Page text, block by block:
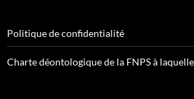
Politique de confidentialité
Charte déontologique de la FNPS à